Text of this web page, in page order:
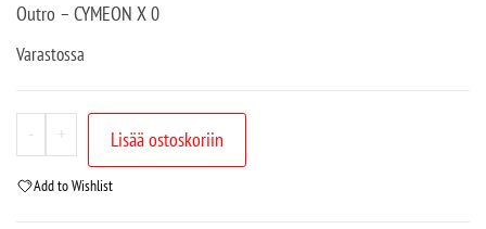
Outro – CYMEON X 0
Varastossa
- + Lisää ostoskoriin
Add to Wishlist